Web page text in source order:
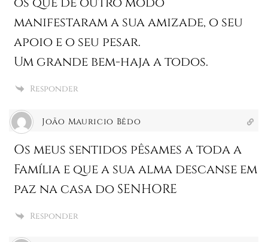
manifestaram a sua amizade, o seu
apoio e o seu pesar.
Um grande bem-haja a todos.
Responder
João Mauricio Bêdo
Os meus sentidos pêsames a toda a
Família e que a sua alma descanse em
paz na casa do SENHORE
Responder